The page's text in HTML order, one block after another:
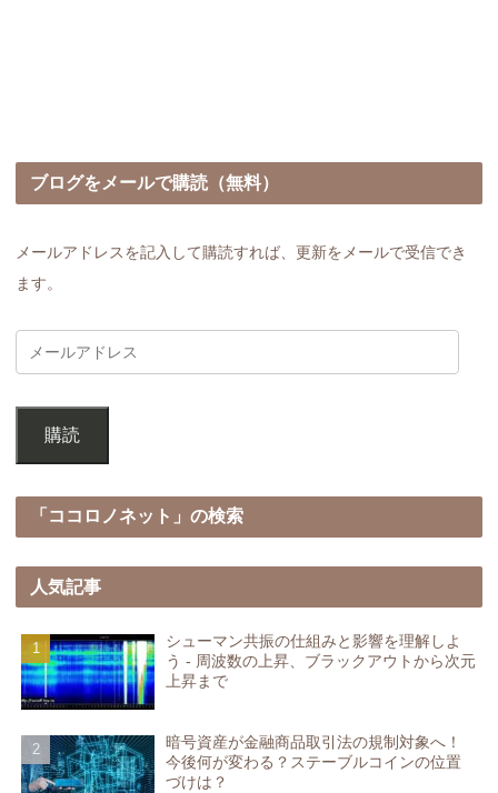
ブログをメールで購読（無料）
メールアドレスを記入して購読すれば、更新をメールで受信でき
ます。
購読
「ココロノネット」の検索
人気記事
シューマン共振の仕組みと影響を理解しよ
う - 周波数の上昇、ブラックアウトから次元
上昇まで
暗号資産が金融商品取引法の規制対象へ！
今後何が変わる？ステーブルコインの位置
づけは？